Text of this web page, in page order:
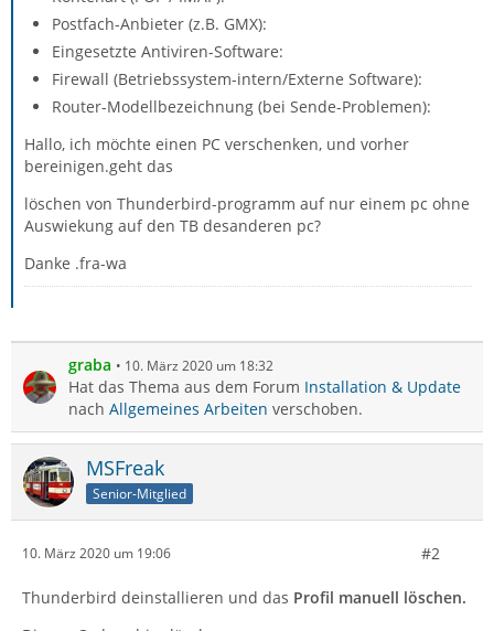
Postfach-Anbieter (z.B. GMX):
Eingesetzte Antiviren-Software:
Firewall (Betriebssystem-intern/Externe Software):
Router-Modellbezeichnung (bei Sende-Problemen):
Hallo, ich möchte einen PC verschenken, und vorher
bereinigen.geht das
löschen von Thunderbird-programm auf nur einem pc ohne
Auswiekung auf den TB desanderen pc?
Danke .fra-wa
graba 10. März 2020 um 18:32
Hat das Thema aus dem Forum Installation & Update
nach Allgemeines Arbeiten verschoben.
MSFreak
Senior-Mitglied
10. März 2020 um 19:06 #2
Thunderbird deinstallieren und das Profil manuell löschen.